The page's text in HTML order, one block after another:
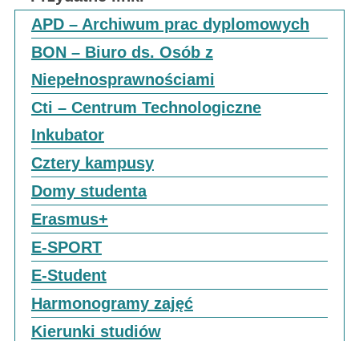
APD – Archiwum prac dyplomowych
BON – Biuro ds. Osób z
Niepełnosprawnościami
Cti – Centrum Technologiczne
Inkubator
Cztery kampusy
Domy studenta
Erasmus+
E-SPORT
E-Student
Harmonogramy zajęć
Kierunki studiów